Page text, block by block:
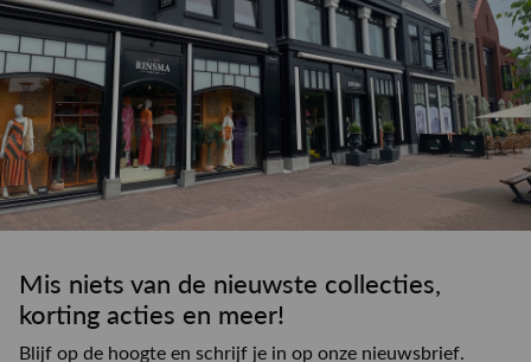
Mis niets van de nieuwste collecties,
korting acties en meer!
Blijf op de hoogte en schrijf je in op onze nieuwsbrief.